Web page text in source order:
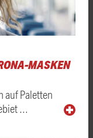
MASKEN
auf Paletten
…